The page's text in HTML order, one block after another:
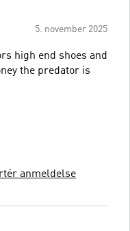
5. november 2025
high end shoes and
the predator is
anmeldelse